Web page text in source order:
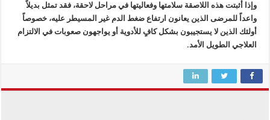
وإذا أثبتت هذه اللاصقة سلامتها وفعاليتها في مراحل لاحقة، فقد تمثل بديلاً
واعداً للمرضى الذين يعانون ارتفاع ضغط الدم غير المسيطر عليه، خصوصاً
أولئك الذين لا يستجيبون بشكل كافٍ للأدوية أو يواجهون صعوبات في الالتزام
العلاجي الطويل الأمد.